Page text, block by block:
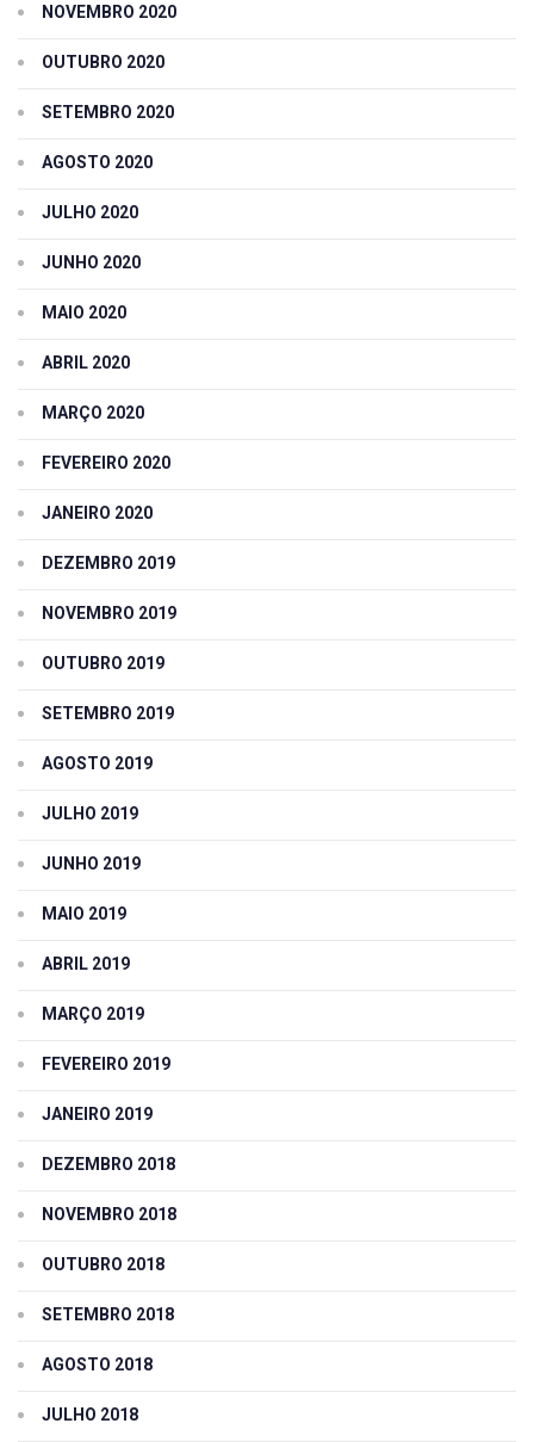
NOVEMBRO 2020
OUTUBRO 2020
SETEMBRO 2020
AGOSTO 2020
JULHO 2020
JUNHO 2020
MAIO 2020
ABRIL 2020
MARÇO 2020
FEVEREIRO 2020
JANEIRO 2020
DEZEMBRO 2019
NOVEMBRO 2019
OUTUBRO 2019
SETEMBRO 2019
AGOSTO 2019
JULHO 2019
JUNHO 2019
MAIO 2019
ABRIL 2019
MARÇO 2019
FEVEREIRO 2019
JANEIRO 2019
DEZEMBRO 2018
NOVEMBRO 2018
OUTUBRO 2018
SETEMBRO 2018
AGOSTO 2018
JULHO 2018